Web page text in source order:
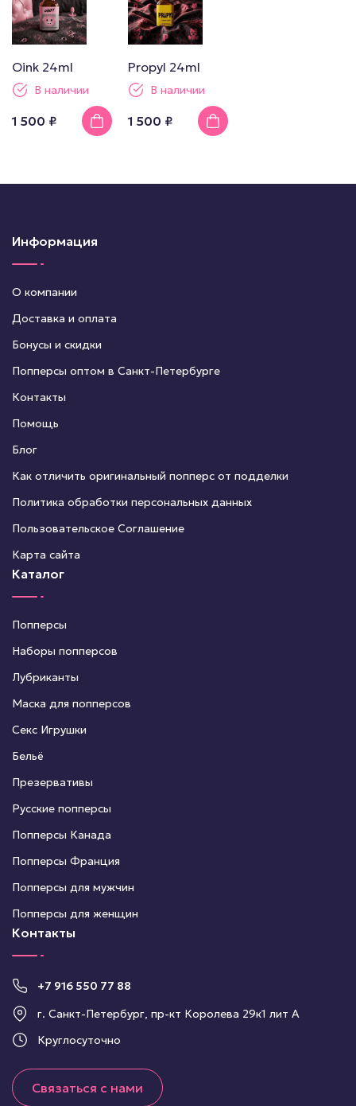
Oink 24ml
В наличии
1 500 ₽
Propyl 24ml
В наличии
1 500 ₽
Информация
О компании
Доставка и оплата
Бонусы и скидки
Попперсы оптом в Санкт-Петербурге
Контакты
Помощь
Блог
Как отличить оригинальный попперс от подделки
Политика обработки персональных данных
Пользовательское Соглашение
Карта сайта
Каталог
Попперсы
Наборы попперсов
Лубриканты
Маска для попперсов
Секс Игрушки
Бельё
Презервативы
Русские попперсы
Попперсы Канада
Попперсы Франция
Попперсы для мужчин
Попперсы для женщин
Контакты
+7 916 550 77 88
г. Санкт-Петербург, пр-кт Королева 29к1 лит А
Круглосуточно
Связаться с нами